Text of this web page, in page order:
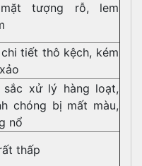
tượng rỗ, lem
tiết thô kệch, kém
sắc xử lý hàng loạt,
chóng bị mất màu,
nổ
thấp